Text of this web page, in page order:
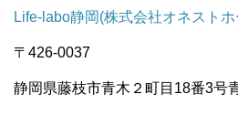
Life-labo静岡(株式会社オネスト
〒426-0037
静岡県藤枝市青木２町目18番3号